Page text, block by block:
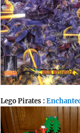
Lego Pirates :